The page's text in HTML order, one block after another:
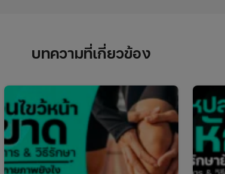
บทความที่เกี่ยวข้อง